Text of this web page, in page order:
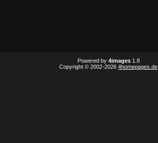
Powered by 4images1.8
Copyright © 2002-2026 4homepages.de